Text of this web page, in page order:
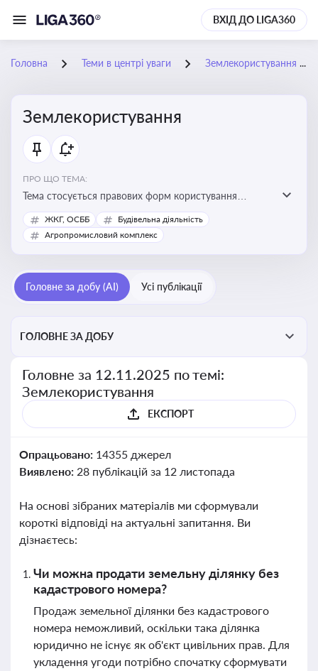
ВХІД ДО LIGA360
Головна Теми в центрі уваги Землекористування
Землекористування
ПРО ЩО ТЕМА:
Тема стосується правових форм користування
землею, зокрема умов доступу, володіння та
користування земельними ділянками різних форм
ЖКГ, ОСББ
Будівельна діяльність
Агропромисловий комплекс
Головне за добу (AI) Усі публікації
ГОЛОВНЕ ЗА ДОБУ
Головне за 12.11.2025 по темі:
Землекористування
ЕКСПОРТ
Опрацьовано: 14355 джерел
Виявлено: 28 публікацій за 12 листопада
На основі зібраних матеріалів ми сформували
короткі відповіді на актуальні запитання. Ви
дізнаєтесь:
Чи можна продати земельну ділянку без
кадастрового номера?
Продаж земельної ділянки без кадастрового
номера неможливий, оскільки така ділянка
юридично не існує як об'єкт цивільних прав. Для
укладення угоди потрібно спочатку сформувати